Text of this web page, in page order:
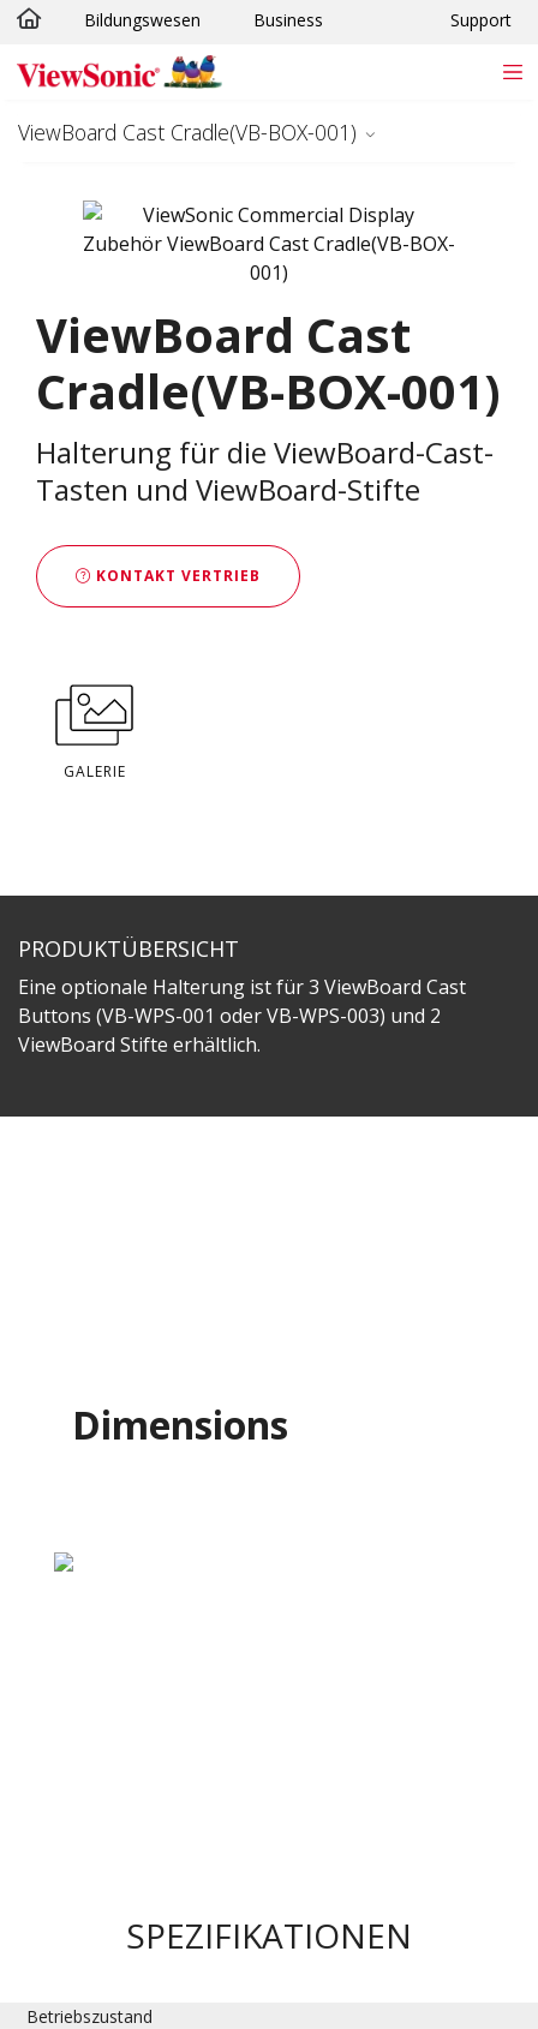
Skip to main content
Bildungswesen Business Support
ViewBoard Cast Cradle(VB-BOX-001)
ViewBoard Cast
Cradle(VB-BOX-001)
Halterung für die ViewBoard-Cast-
Tasten und ViewBoard-Stifte
KONTAKT VERTRIEB
GALERIE
PRODUKTÜBERSICHT
Eine optionale Halterung ist für 3 ViewBoard Cast
Buttons (VB-WPS-001 oder VB-WPS-003) und 2
ViewBoard Stifte erhältlich.
Dimensions
SPEZIFIKATIONEN
Betriebszustand